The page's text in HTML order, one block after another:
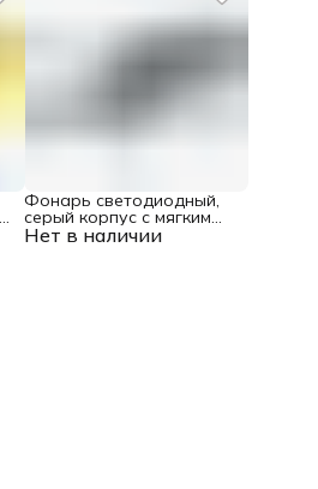
Нет в наличии
Фонарь светодиодный,
серый корпус с мягким
покрытием, 9 Led, 3хААА